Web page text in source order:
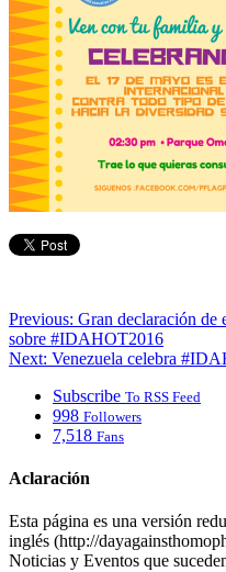
Previous: Gran declaración de
sobre #IDAHOT2016
Next: Venezuela celebra
Subscribe To RSS Feed
998 Followers
7,518 Fans
Aclaración
Esta página es una versión
inglés (http://
Noticias y Eventos que